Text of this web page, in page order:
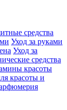
средства
Уход за руками
Уход за
средства
красоты
красоты и